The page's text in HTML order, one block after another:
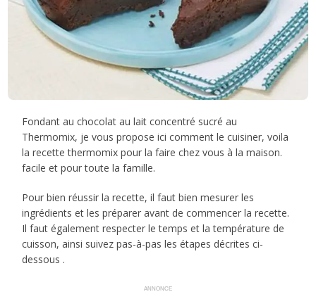
Fondant au chocolat au lait concentré sucré au
Thermomix, je vous propose ici comment le cuisiner, voila
la recette thermomix pour la faire chez vous à la maison.
facile et pour toute la famille.
Pour bien réussir la recette, il faut bien mesurer les
ingrédients et les préparer avant de commencer la recette.
Il faut également respecter le temps et la température de
cuisson, ainsi suivez pas-à-pas les étapes décrites ci-
dessous .
ANNONCE